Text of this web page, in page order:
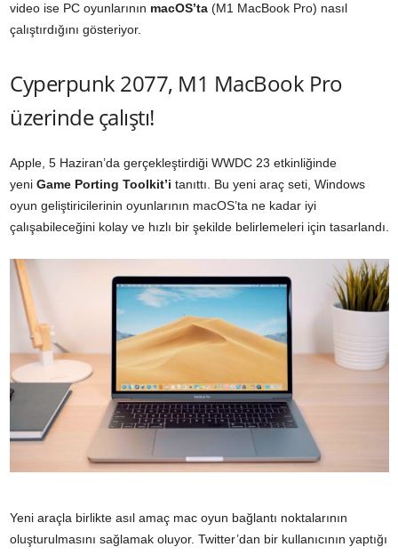
video ise PC oyunlarının macOS’ta (M1 MacBook Pro) nasıl
çalıştırdığını gösteriyor.
Cyperpunk 2077, M1 MacBook Pro
üzerinde çalıştı!
Apple, 5 Haziran’da gerçekleştirdiği WWDC 23 etkinliğinde
yeni Game Porting Toolkit’i tanıttı. Bu yeni araç seti, Windows
oyun geliştiricilerinin oyunlarının macOS’ta ne kadar iyi
çalışabileceğini kolay ve hızlı bir şekilde belirlemeleri için tasarlandı.
Yeni araçla birlikte asıl amaç mac oyun bağlantı noktalarının
oluşturulmasını sağlamak oluyor. Twitter’dan bir kullanıcının yaptığı